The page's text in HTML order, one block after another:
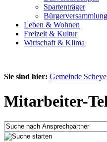
Spartenträger
Leben & Wohnen
Freizeit & Kultur
Wirtschaft & Klima
Sie sind hier: Gemeinde
Mitarbeiter-